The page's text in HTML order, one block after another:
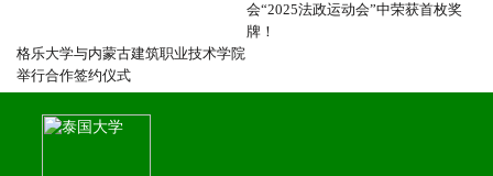
会“2025法政运动会”中荣获首枚奖
牌！
格乐大学与内蒙古建筑职业技术学院
举行合作签约仪式